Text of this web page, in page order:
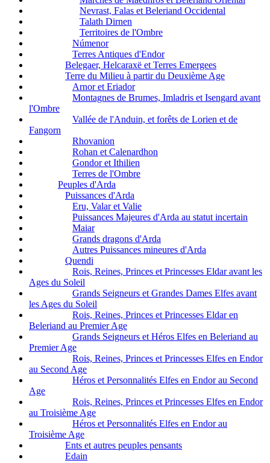
Nevrast, Falas et Beleriand Occidental
Talath Dirnen
Territoires de l'Ombre
Númenor
Terres Antiques d'Endor
Belegaer, Helcaraxë et Terres Emergees
Terre du Milieu à partir du Deuxième Age
Arnor et Eriador
Montagnes de Brumes, Imladris et Isengard avant
l'Ombre
Vallée de l'Anduin, et forêts de Lorien et de
Fangorn
Rhovanion
Rohan et Calenardhon
Gondor et Ithilien
Terres de l'Ombre
Peuples d'Arda
Puissances d'Arda
Eru, Valar et Valie
Puissances Majeures d'Arda au statut incertain
Maiar
Grands dragons d'Arda
Autres Puissances mineures d'Arda
Quendi
Rois, Reines, Princes et Princesses Eldar avant les
Ages du Soleil
Grands Seigneurs et Grandes Dames Elfes avant
les Ages du Soleil
Rois, Reines, Princes et Princesses Eldar en
Beleriand au Premier Age
Grands Seigneurs et Héros Elfes en Beleriand au
Premier Age
Rois, Reines, Princes et Princesses Elfes en Endor
au Second Age
Héros et Personnalités Elfes en Endor au Second
Age
Rois, Reines, Princes et Princesses Elfes en Endor
au Troisième Age
Héros et Personnalités Elfes en Endor au
Troisième Age
Ents et autres peuples pensants
Edain